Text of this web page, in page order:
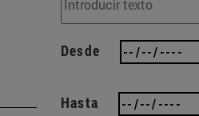
Desde
Hasta